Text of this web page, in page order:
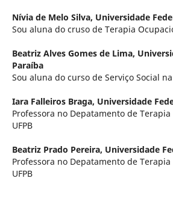
Nívia de Melo Silva, Universidade
Sou aluna do cruso de Terapia
Beatriz Alves Gomes de Lima,
Paraíba
Sou aluna do curso de Serviço Social na
Iara Falleiros Braga, Universidade
Professora no Depatamento de
UFPB
Beatriz Prado Pereira, Universidade
Professora no Depatamento de
UFPB